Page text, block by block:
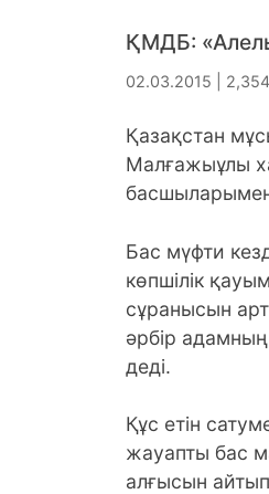
ҚМДБ:
02.03.2015 |
Қазақстан
Малғажыұлы
басшыларымен
Бас мүфти
көпшілік
сұранысын
әрбір адамның
деді.
Құс етін
жауапты бас
алғысын